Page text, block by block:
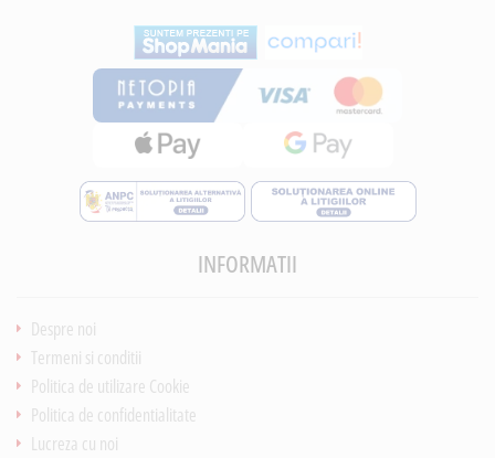
INFORMATII
Despre noi
Termeni si conditii
Politica de utilizare Cookie
Politica de confidentialitate
Lucreza cu noi